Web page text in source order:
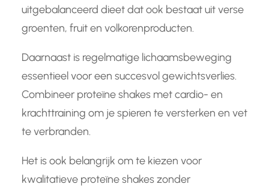
uitgebalanceerd dieet dat ook bestaat uit verse
groenten, fruit en volkorenproducten.
Daarnaast is regelmatige lichaamsbeweging
essentieel voor een succesvol gewichtsverlies.
Combineer proteïne shakes met cardio- en
krachttraining om je spieren te versterken en vet
te verbranden.
Het is ook belangrijk om te kiezen voor
kwalitatieve proteïne shakes zonder